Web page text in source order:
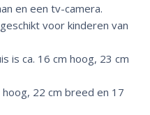
en een tv-camera.
voor kinderen van
is ca. 16 cm hoog, 23 cm
hoog, 22 cm breed en 17